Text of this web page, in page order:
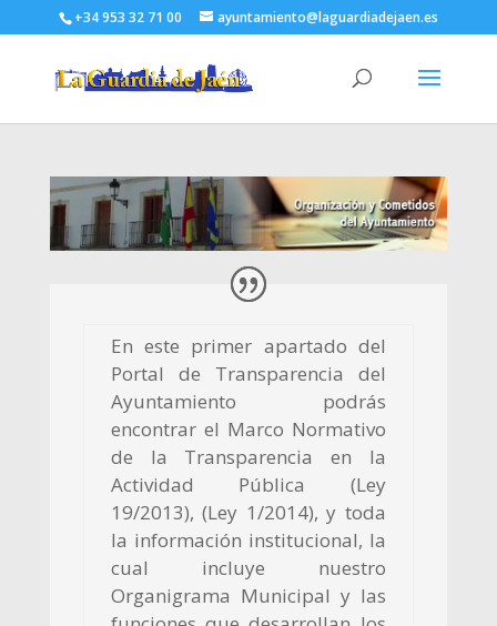
+34 953 32 71 00 ayuntamiento@laguardiadejaen.es
En este primer apartado del
Portal de Transparencia del
Ayuntamiento podrás
encontrar el Marco Normativo
de la Transparencia en la
Actividad Pública (Ley
19/2013), (Ley 1/2014), y toda
la información institucional, la
cual incluye nuestro
Organigrama Municipal y las